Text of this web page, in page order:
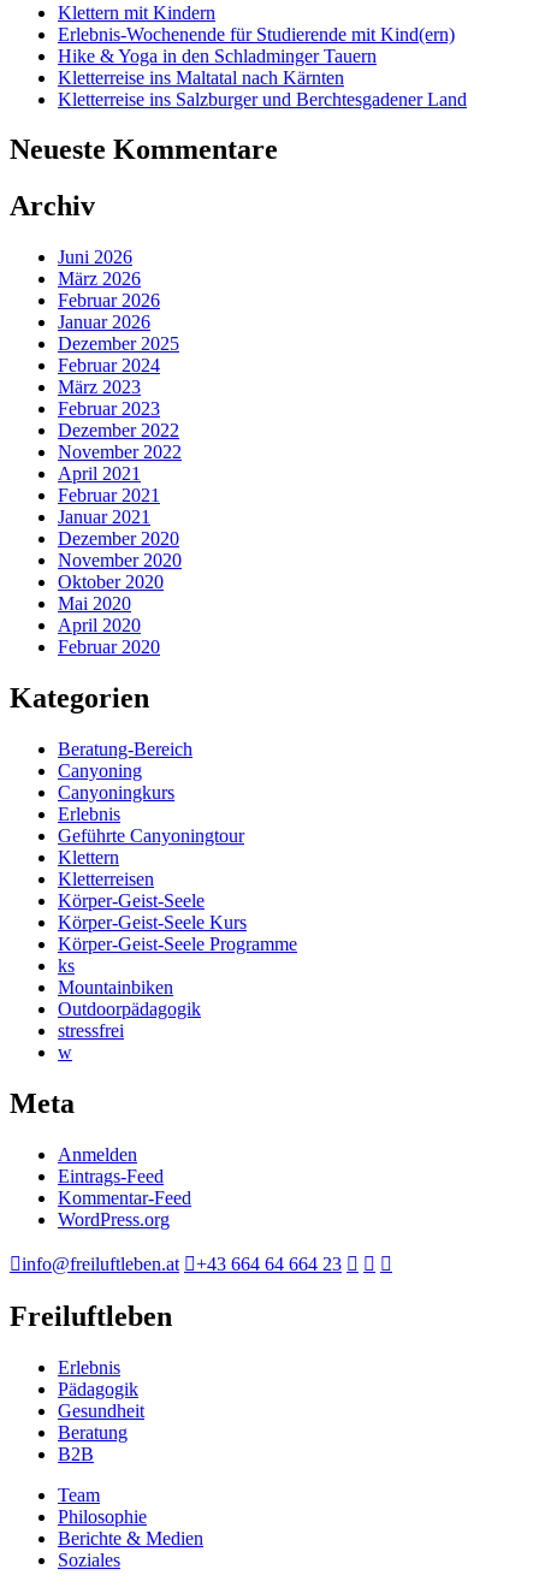
Klettern mit Kindern
Erlebnis-Wochenende für Studierende mit Kind(ern)
Hike & Yoga in den Schladminger Tauern
Kletterreise ins Maltatal nach Kärnten
Kletterreise ins Salzburger und Berchtesgadener Land
Neueste Kommentare
Archiv
Juni 2026
März 2026
Februar 2026
Januar 2026
Dezember 2025
Februar 2024
März 2023
Februar 2023
Dezember 2022
November 2022
April 2021
Februar 2021
Januar 2021
Dezember 2020
November 2020
Oktober 2020
Mai 2020
April 2020
Februar 2020
Kategorien
Beratung-Bereich
Canyoning
Canyoningkurs
Erlebnis
Geführte Canyoningtour
Klettern
Kletterreisen
Körper-Geist-Seele
Körper-Geist-Seele Kurs
Körper-Geist-Seele Programme
ks
Mountainbiken
Outdoorpädagogik
stressfrei
w
Meta
Anmelden
Eintrags-Feed
Kommentar-Feed
WordPress.org
info@freiluftleben.at +43 664 64 664 23
Freiluftleben
Erlebnis
Pädagogik
Gesundheit
Beratung
B2B
Team
Philosophie
Berichte & Medien
Soziales